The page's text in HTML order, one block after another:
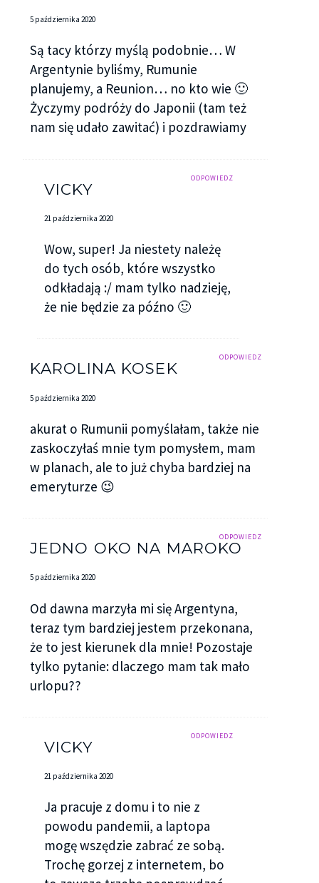
5 października 2020
Są tacy którzy myślą podobnie… W
Argentynie byliśmy, Rumunie
planujemy, a Reunion… no kto wie 🙂
Życzymy podróży do Japonii (tam też
nam się udało zawitać) i pozdrawiamy
ODPOWIEDZ
VICKY
21 października 2020
Wow, super! Ja niestety należę
do tych osób, które wszystko
odkładają :/ mam tylko nadzieję,
że nie będzie za późno 🙂
ODPOWIEDZ
KAROLINA KOSEK
5 października 2020
akurat o Rumunii pomyślałam, także nie
zaskoczyłaś mnie tym pomysłem, mam
w planach, ale to już chyba bardziej na
emeryturze 😉
ODPOWIEDZ
JEDNO OKO NA MAROKO
5 października 2020
Od dawna marzyła mi się Argentyna,
teraz tym bardziej jestem przekonana,
że to jest kierunek dla mnie! Pozostaje
tylko pytanie: dlaczego mam tak mało
urlopu??
ODPOWIEDZ
VICKY
21 października 2020
Ja pracuje z domu i to nie z
powodu pandemii, a laptopa
mogę wszędzie zabrać ze sobą.
Trochę gorzej z internetem, bo